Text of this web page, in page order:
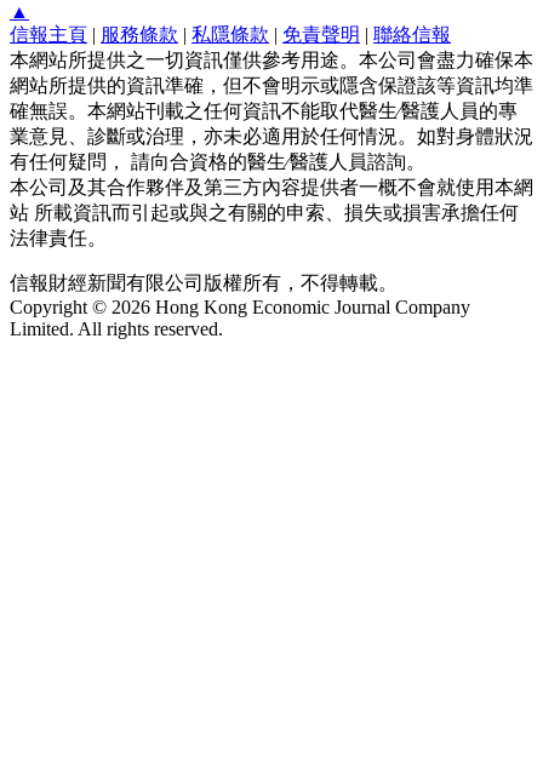
▲
信報主頁 | 服務條款 | 私隱條款 | 免責聲明 | 聯絡信報
本網站所提供之一切資訊僅供參考用途。本公司會盡力確保本
網站所提供的資訊準確，但不會明示或隱含保證該等資訊均準
確無誤。本網站刊載之任何資訊不能取代醫生∕醫護人員的專
業意見、診斷或治理，亦未必適用於任何情況。如對身體狀況
有任何疑問， 請向合資格的醫生∕醫護人員諮詢。
本公司及其合作夥伴及第三方內容提供者一概不會就使用本網
站 所載資訊而引起或與之有關的申索、損失或損害承擔任何
法律責任。
信報財經新聞有限公司版權所有，不得轉載。
Copyright © 2026 Hong Kong Economic Journal Company
Limited. All rights reserved.